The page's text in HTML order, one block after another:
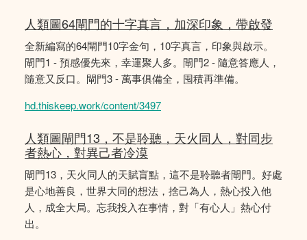
人類圖64閘門的十字真言，加深印象，帶啟發
全新編寫的64閘門10字金句，10字真言，印象與啟示。
閘門1 - 預感優先來，幸運聚人多。閘門2 - 隨意答應人，
隨意又反口。閘門3 - 萬事俱備全，囤積再準備。
hd.thiskeep.work/content/3497
人類圖閘門13，不是聆聽，天火同人，對同步
者熱心，對異己者冷漠
閘門13，天火同人的天賦盲點，這不是聆聽者閘門。好處
是心地善良，世界大同的想法，捨己為人，熱心投入他
人，成全大局。忘我投入在事情，對「有心人」熱心付
出。